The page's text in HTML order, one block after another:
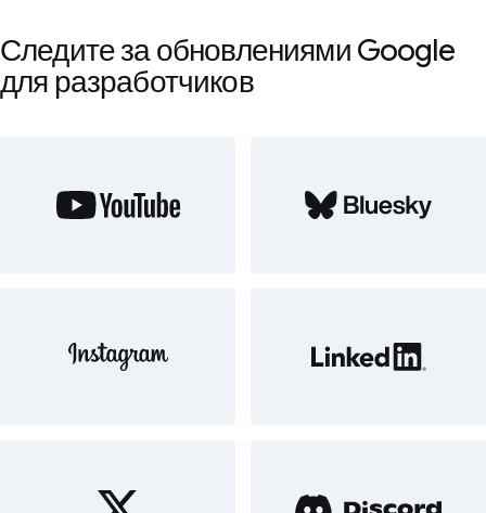
Следите за обновлениями Google
для разработчиков